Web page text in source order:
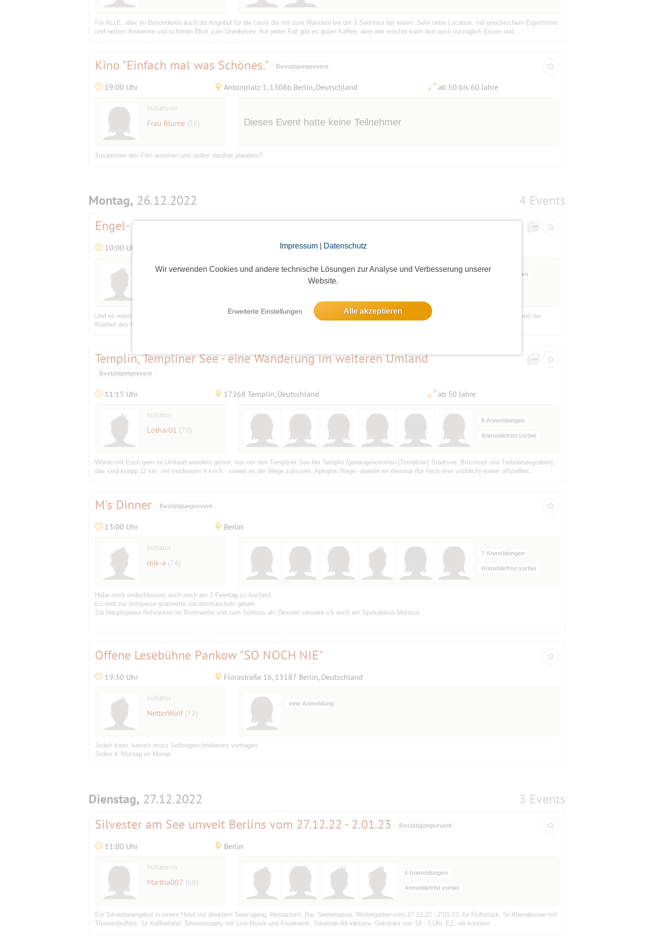
Impressum| Datenschutz
Wir verwenden Cookies und andere technische Lösungen zur Analyse und Verbesserung unserer
Website.
Erweiterte Einstellungen Alle akzeptieren
Für ALLE, aber im Besonderen auch als Angebot für die Leute die mit zum Wandern bei der 3 Seentour bei waren. Sehr nette Location, mit griechischem Eigentümer
und nettem Ambiente und schönen Blick zum Orankesee. Auf jeden Fall gibt es guten Kaffee, aber wer möchte kann dort auch vorzüglich Essen und...
Kino "Einfach mal was Schönes." Bestätigungsevent
19:00 Uhr Antonplatz 1, 13086 Berlin, Deutschland ab 50 bis 60 Jahre
Initiatorin
Frau Blume (58) Dieses Event hatte keine Teilnehmer
Zusammen den Film ansehen und später darüber plaudern?
Montag, 26.12.2022
4 Events
Engel- und Hirtenwanderung, ...alle Neune!
10:00 Uhr Siehdichum 2, 15890 Siehdichum, Deutschland
Initiator
12 Anmeldungen
Und es waren Hirten in derselben Gegend auf dem Felde bei den Hürden, die hüteten des Nachts ihre Herde. Und siehe, des Herrn Engel trat zu ihnen, und die
Klarheit des Herrn leuchtete um sie; und sie fürchteten sich sehr. Und der Engel sprach zu ihnen: Fürchtet euch nicht! siehe, ich verkündige euch...
Templin, Templiner See - eine Wanderung im weiteren Umland
Bestätigungsevent
11:15 Uhr 17268 Templin, Deutschland ab 50 Jahre
Initiator
Lothar01 (70)
8 Anmeldungen
Anmeldefrist vorbei
Würde mit Euch gern im Umland wandern gehen, hier um den Templiner See bei Templin (genaugenommen [Templiner] Stadtsee, Bruchsee und Trebowseegraben),
das sind knapp 12 km, mit moderaten 4 km/h - soweit es die Wege zulassen. Apropos Wege: obwohl wir diesmal (für mich eher unüblich) einem offiziellen...
M's Dinner Bestätigungsevent
13:00 Uhr Berlin
Initiator
mik-a (74)
7 Anmeldungen
Anmeldefrist vorbei
Habe mich endschlossen auch noch am 2.Feiertag zu kochen!
Es wird zur Vorspeise gratinierte Jacobsmuscheln geben.
Zur Hauptspeise Rehrücken im Brotmantel und zum Schluss als Dessert serviere ich euch ein Spekulatius-Mousse
Offene Lesebühne Pankow "SO NOCH NIE"
19:30 Uhr Florastraße 16, 13187 Berlin, Deutschland
Initiator
NetterWolf (72)
eine Anmeldung
Jede/r kann, keine/r muss Selbstgeschriebenes vortragen.
Jeden 4. Montag im Monat.
Dienstag, 27.12.2022
3 Events
Silvester am See unweit Berlins vom 27.12.22 - 2.01.23
Bestätigungsevent
11:00 Uhr Berlin
Initiatorin
Martha007 (68)
4 Anmeldungen
Anmeldefrist vorbei
Ein Silvesterangebot in einem Hotel mit direktem Seezugang, Restaurant, Bar, Seeterrasse, Wintergarten vom 27.12.22 - 2.01.23, 6x Frühstück, 5x Abendessen mit
Themenbuffets, 1x Kaffeetafel, Silvesterparty mit Live-Musik und Feuerwerk, Silvester All-inklusiv- Getränke von 19 - 3 Uhr, EZ, wir könnten ...